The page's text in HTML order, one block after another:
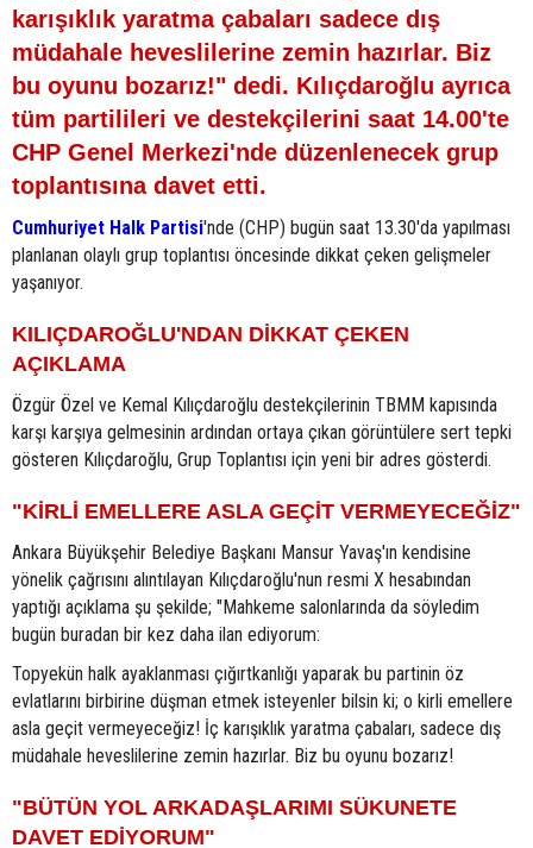
karışıklık yaratma çabaları sadece dış
müdahale heveslilerine zemin hazırlar. Biz
bu oyunu bozarız!" dedi. Kılıçdaroğlu ayrıca
tüm partilileri ve destekçilerini saat 14.00'te
CHP Genel Merkezi'nde düzenlenecek grup
toplantısına davet etti.
Cumhuriyet Halk Partisi'nde (CHP) bugün saat 13.30'da yapılması
planlanan olaylı grup toplantısı öncesinde dikkat çeken gelişmeler
yaşanıyor.
KILIÇDAROĞLU'NDAN DİKKAT ÇEKEN
AÇIKLAMA
Özgür Özel ve Kemal Kılıçdaroğlu destekçilerinin TBMM kapısında
karşı karşıya gelmesinin ardından ortaya çıkan görüntülere sert tepki
gösteren Kılıçdaroğlu, Grup Toplantısı için yeni bir adres gösterdi.
"KİRLİ EMELLERE ASLA GEÇİT VERMEYECEĞİZ"
Ankara Büyükşehir Belediye Başkanı Mansur Yavaş'ın kendisine
yönelik çağrısını alıntılayan Kılıçdaroğlu'nun resmi X hesabından
yaptığı açıklama şu şekilde; "Mahkeme salonlarında da söyledim
bugün buradan bir kez daha ilan ediyorum:
Topyekün halk ayaklanması çığırtkanlığı yaparak bu partinin öz
evlatlarını birbirine düşman etmek isteyenler bilsin ki; o kirli emellere
asla geçit vermeyeceğiz! İç karışıklık yaratma çabaları, sadece dış
müdahale heveslilerine zemin hazırlar. Biz bu oyunu bozarız!
"BÜTÜN YOL ARKADAŞLARIMI SÜKUNETE
DAVET EDİYORUM"